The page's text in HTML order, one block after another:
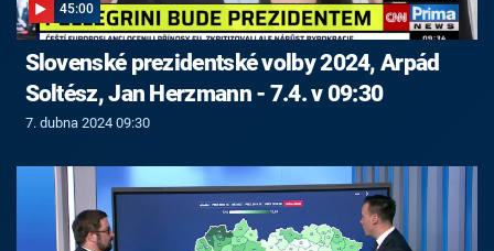
45:00
Slovenské prezidentské volby 2024, Arpád
Soltész, Jan Herzmann - 7.4. v 09:30
7. dubna 2024 09:30